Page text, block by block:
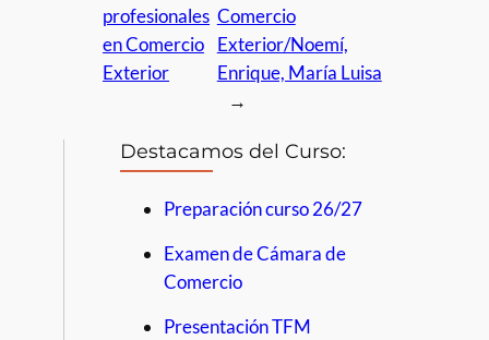
profesionales
en Comercio
Exterior
Comercio
Exterior/Noemí,
Enrique, María Luisa
→
Destacamos del Curso:
Preparación curso 26/27
Examen de Cámara de
Comercio
Presentación TFM